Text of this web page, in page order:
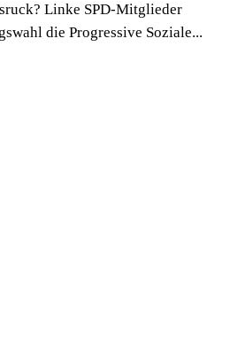
Linke SPD-Mitglieder
die Progressive Soziale...